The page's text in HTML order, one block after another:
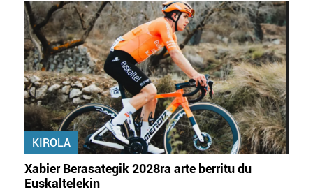
KIROLA
Xabier Berasategik 2028ra arte berritu du
Euskaltelekin